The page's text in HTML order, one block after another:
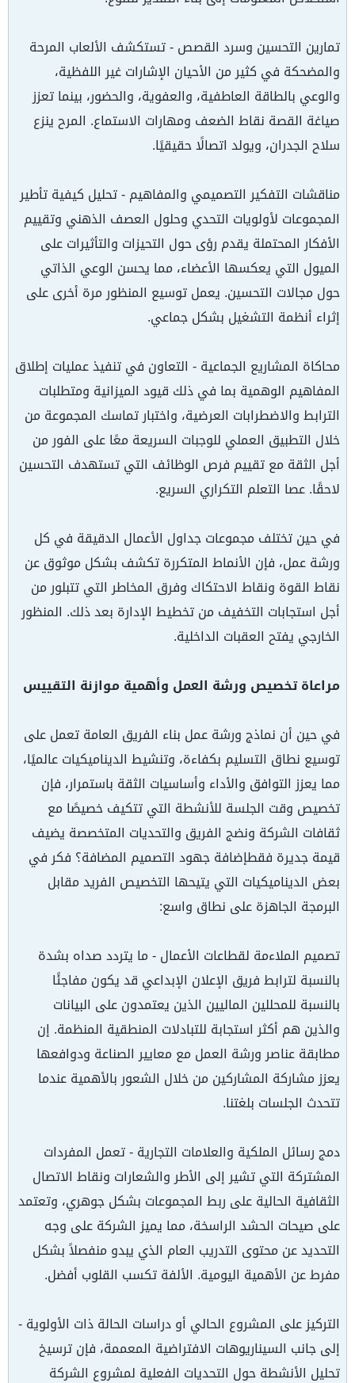
تمارين التحسين وسرد القصص - تستكشف الألعاب المرحة
والمضحكة في كثير من الأحيان الإشارات غير اللفظية،
والوعي بالطاقة العاطفية، والعفوية، والحضور، بينما تعزز
صياغة القصة نقاط الضعف ومهارات الاستماع. المرح ينزع
سلاح الجدران، ويولد اتصالًا حقيقيًا.
مناقشات التفكير التصميمي والمفاهيم - تحليل كيفية تأطير
المجموعات لأولويات التحدي وحلول العصف الذهني وتقييم
الأفكار المحتملة يقدم رؤى حول التحيزات والتأثيرات على
الميول التي يعكسها الأعضاء، مما يحسن الوعي الذاتي
حول مجالات التحسين. يعمل توسيع المنظور مرة أخرى على
إثراء أنظمة التشغيل بشكل جماعي.
محاكاة المشاريع الجماعية - التعاون في تنفيذ عمليات إطلاق
المفاهيم الوهمية بما في ذلك قيود الميزانية ومتطلبات
الترابط والاضطرابات العرضية، واختبار تماسك المجموعة من
خلال التطبيق العملي للوجبات السريعة معًا على الفور من
أجل الثقة مع تقييم فرص الوظائف التي تستهدف التحسين
لاحقًا. عصا التعلم التكراري السريع.
في حين تختلف مجموعات جداول الأعمال الدقيقة في كل
ورشة عمل، فإن الأنماط المتكررة تكشف بشكل موثوق عن
نقاط القوة ونقاط الاحتكاك وفرق المخاطر التي تتبلور من
أجل استجابات التخفيف من تخطيط الإدارة بعد ذلك. المنظور
الخارجي يفتح العقبات الداخلية.
مراعاة تخصيص ورشة العمل وأهمية موازنة التقييس
في حين أن نماذج ورشة عمل بناء الفريق العامة تعمل على
توسيع نطاق التسليم بكفاءة، وتنشيط الديناميكيات عالميًا،
مما يعزز التوافق والأداء وأساسيات الثقة باستمرار، فإن
تخصيص وقت الجلسة للأنشطة التي تتكيف خصيصًا مع
ثقافات الشركة ونضج الفريق والتحديات المتخصصة يضيف
قيمة جديرة فقط​إضافة جهود التصميم المضافة؟ فكر في
بعض الديناميكيات التي يتيحها التخصيص الفريد مقابل
البرمجة الجاهزة على نطاق واسع:
تصميم الملاءمة لقطاعات الأعمال - ما يتردد صداه بشدة
بالنسبة لترابط فريق الإعلان الإبداعي قد يكون مفاجئًا
بالنسبة للمحللين الماليين الذين يعتمدون على البيانات
والذين هم أكثر استجابة للتبادلات المنطقية المنظمة. إن
مطابقة عناصر ورشة العمل مع معايير الصناعة ودوافعها
يعزز مشاركة المشاركين من خلال الشعور بالأهمية عندما
تتحدث الجلسات بلغتنا.
دمج رسائل الملكية والعلامات التجارية - تعمل المفردات
المشتركة التي تشير إلى الأطر والشعارات ونقاط الاتصال
الثقافية الحالية على ربط المجموعات بشكل جوهري، وتعتمد
على صيحات الحشد الراسخة، مما يميز الشركة على وجه
التحديد عن محتوى التدريب العام الذي يبدو منفصلاً بشكل
مفرط عن الأهمية اليومية. الألفة تكسب القلوب أفضل.
التركيز على المشروع الحالي أو دراسات الحالة ذات الأولوية -
إلى جانب السيناريوهات الافتراضية المعممة، فإن ترسيخ
تحليل الأنشطة حول التحديات الفعلية لمشروع الشركة